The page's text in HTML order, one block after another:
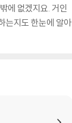
에 없겠지요. 거인
는지도 한눈에 알아